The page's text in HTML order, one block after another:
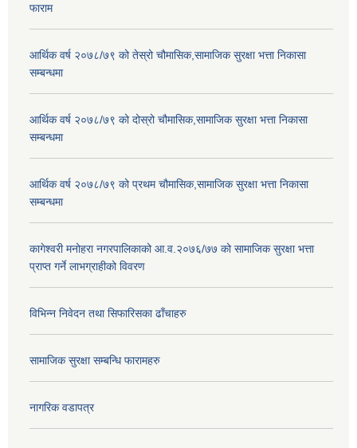
फाराम
आर्थिक वर्ष २०७८/७९ को तेस्रो चौमासिक,सामाजिक सुरक्षा भत्ता निकासा
सम्बन्धमा
आर्थिक वर्ष २०७८/७९ को दोस्रो चौमासिक,सामाजिक सुरक्षा भत्ता निकासा
सम्बन्धमा
आर्थिक वर्ष २०७८/७९ को प्रथम चौमासिक,सामाजिक सुरक्षा भत्ता निकासा
सम्बन्धमा
कागेश्वरी मनोहरा नगरपालिकाको आ.व.२०७६/७७ को सामाजिक सुरक्षा भत्ता
प्राप्त गर्ने लाभग्राहीको विवरण
विभिन्न निवेदन तथा सिफारिसका ढाँचाहरु
सामाजिक सुरक्षा सम्बन्धि फारामहरु
नागरिक वडापत्र